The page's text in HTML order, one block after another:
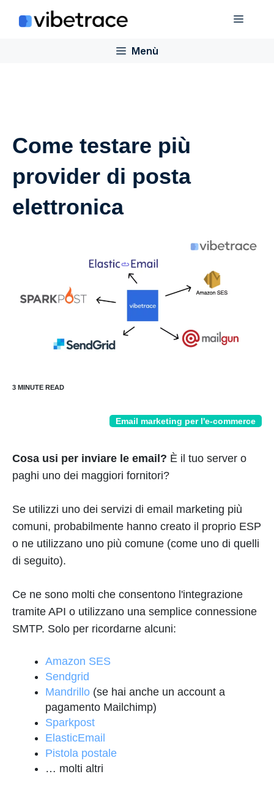
Menù
Menù
Come testare più
provider di posta
elettronica
Email marketing per l'e-commerce
Cosa usi per inviare le email? È il tuo server o
paghi uno dei maggiori fornitori?
Se utilizzi uno dei servizi di email marketing più
comuni, probabilmente hanno creato il proprio ESP
o ne utilizzano uno più comune (come uno di quelli
di seguito).
Ce ne sono molti che consentono l'integrazione
tramite API o utilizzano una semplice connessione
SMTP. Solo per ricordarne alcuni:
Amazon SES
Sendgrid
Mandrillo (se hai anche un account a
pagamento Mailchimp)
Sparkpost
ElasticEmail
Pistola postale
… molti altri